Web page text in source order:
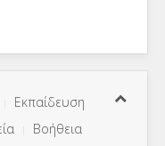
Εκπαίδευση
Βοήθεια